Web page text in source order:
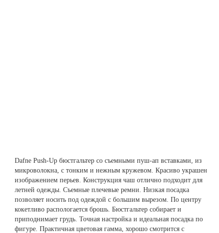
Dafne Push-Up бюстгальтер со съемными пуш-ап вставками, из
микроволокна, с тонким и нежным кружевом. Красиво украшен
изображением перьев. Конструкция чаш отлично подходит для
летней одежды. Съемные плечевые ремни. Низкая посадка
позволяет носить под одеждой с большим вырезом. По центру
кокетливо распологается брошь. Бюстгальтер собирает и
приподнимает грудь. Точная настройка и идеальная посадка по
фигуре. Практичная цветовая гамма, хорошо смотрится с